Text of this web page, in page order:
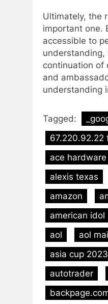
Ultimately, the
important one.
accessible to
understanding,
continuation of
and
understanding
Tagged:
67.220.92.22
ace hardware
alexis texas
amazon
american idol
aol
aol
asia cup 2023
autotrader